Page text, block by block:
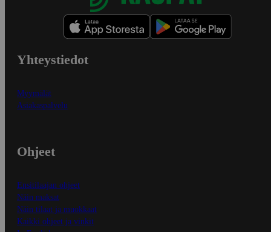
Yhteystiedot
Myymälät
Asiakaspalvelu
Ohjeet
Ensitilaajan ohjeet
Näin maksat
Näin tilaat ja muokkaat
Kaikki ohjeet ja vinkit